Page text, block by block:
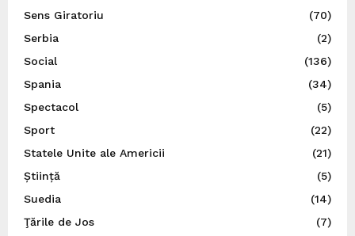
Sens Giratoriu
(70)
Serbia
(2)
Social
(136)
Spania
(34)
Spectacol
(5)
Sport
(22)
Statele Unite ale Americii
(21)
Știință
(5)
Suedia
(14)
Ţările de Jos
(7)